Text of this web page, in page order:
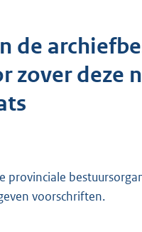
de
zover deze
provinciale
voorschriften.